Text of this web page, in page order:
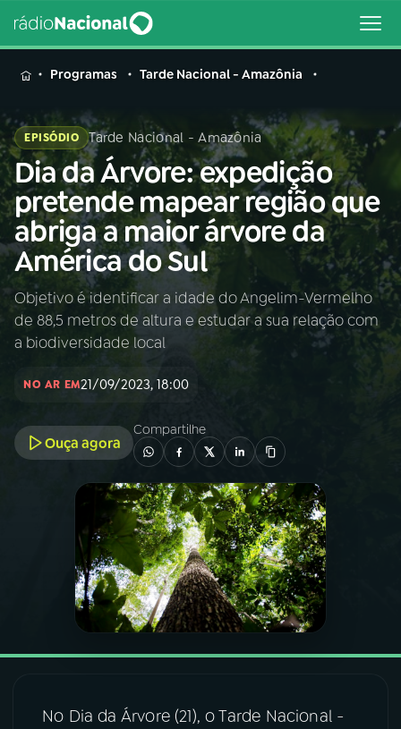
MENU
Buscar
na
Rádio
Nacional
Buscar
AO VIVO
01INÍCIO
02A RÁDIO
03PROGRAMAÇÃO
PROGRAMAS
PODCASTS
VIDEOCASTS
Programas Tarde Nacional - Amazônia
EPISÓDIO Tarde Nacional - Amazônia
Dia da Árvore: expedição
pretende mapear região que
abriga a maior árvore da
América do Sul
Objetivo é identificar a idade do Angelim-Vermelho
de 88,5 metros de altura e estudar a sua relação com
a biodiversidade local
NO AR EM21/09/2023, 18:00
Ouça agora
Compartilhe
No Dia da Árvore (21), o Tarde Nacional -